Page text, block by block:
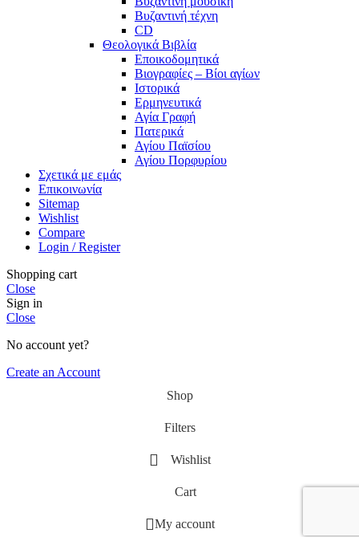
Βυζαντινή τέχνη
CD
Θεολογικά Βιβλία
Εποικοδομητικά
Βιογραφίες – Βίοι αγίων
Ιστορικά
Ερμηνευτικά
Αγία Γραφή
Πατερικά
Αγίου Παϊσίου
Αγίου Πορφυρίου
Σχετικά με εμάς
Επικοινωνία
Sitemap
Wishlist
Compare
Login / Register
Shopping cart
Close
Sign in
Close
No account yet?
Create an Account
Shop
Filters
Wishlist
Cart
My account